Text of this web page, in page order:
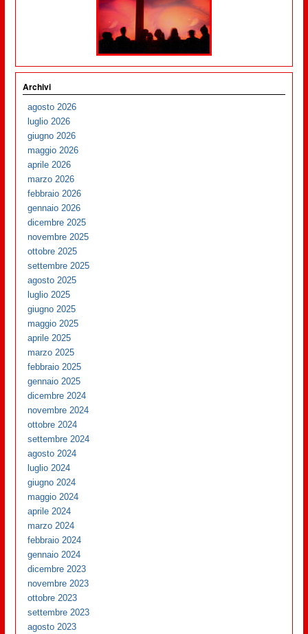
Archivi
agosto 2026
luglio 2026
giugno 2026
maggio 2026
aprile 2026
marzo 2026
febbraio 2026
gennaio 2026
dicembre 2025
novembre 2025
ottobre 2025
settembre 2025
agosto 2025
luglio 2025
giugno 2025
maggio 2025
aprile 2025
marzo 2025
febbraio 2025
gennaio 2025
dicembre 2024
novembre 2024
ottobre 2024
settembre 2024
agosto 2024
luglio 2024
giugno 2024
maggio 2024
aprile 2024
marzo 2024
febbraio 2024
gennaio 2024
dicembre 2023
novembre 2023
ottobre 2023
settembre 2023
agosto 2023